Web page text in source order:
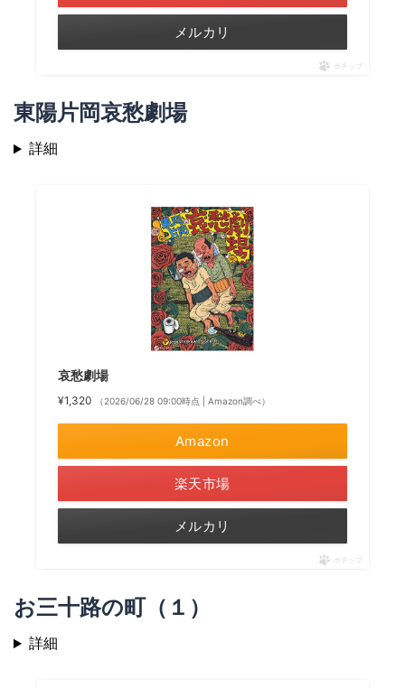
メルカリ
ポチップ
東陽片岡哀愁劇場
詳細
哀愁劇場
¥1,320 （2026/06/28 09:00時点 | Amazon調べ）
Amazon
楽天市場
メルカリ
ポチップ
お三十路の町（１）
詳細